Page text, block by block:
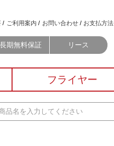
ご利用案内 お問い合わせ お支払方法
長期無料保証 リース
フライヤー